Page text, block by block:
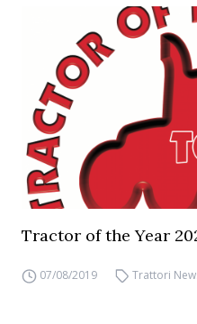
Tractor of the Year
07/08/2019 Trattori